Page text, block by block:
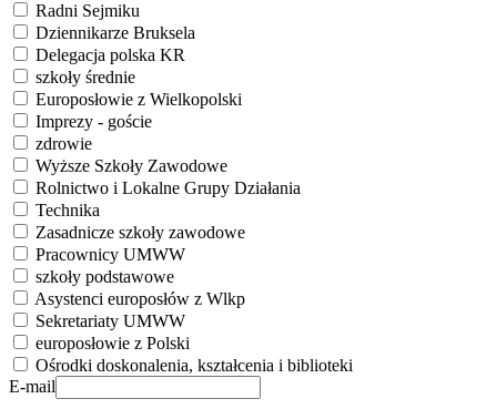
Radni Sejmiku
Dziennikarze Bruksela
Delegacja polska KR
szkoły średnie
Europosłowie z Wielkopolski
Imprezy - goście
zdrowie
Wyższe Szkoły Zawodowe
Rolnictwo i Lokalne Grupy Działania
Technika
Zasadnicze szkoły zawodowe
Pracownicy UMWW
szkoły podstawowe
Asystenci europosłów z Wlkp
Sekretariaty UMWW
europosłowie z Polski
Ośrodki doskonalenia, kształcenia i biblioteki
E-mail